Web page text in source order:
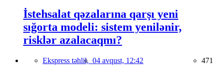
İstehsalat qəzalarına qarşı yeni
sığorta modeli: sistem yenilənir,
risklər azalacaqmı?
Ekspress təhlil, 04 avqust, 12:42 471